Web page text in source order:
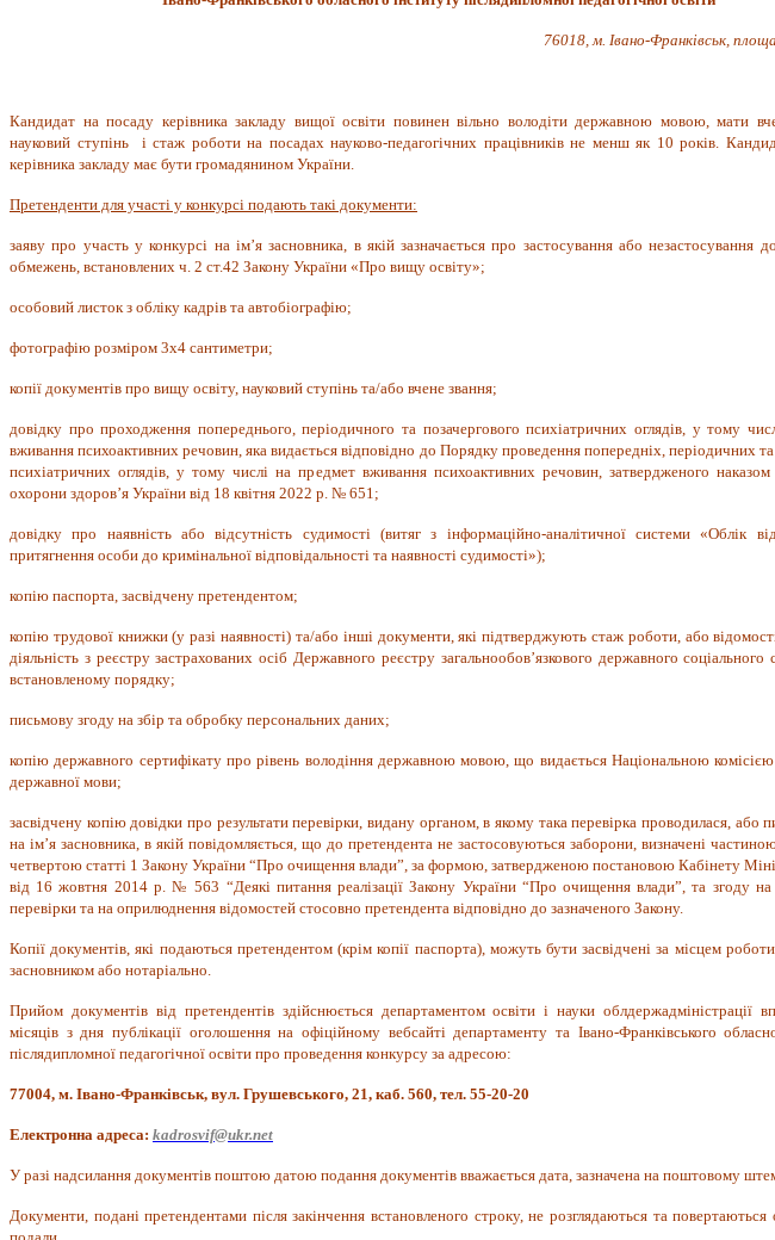
76018, м. Івано-Франківськ,
Кандидат на посаду керівника закладу вищої освіти повинен вільно володіти державною мовою, мати
науковий ступінь і стаж роботи на посадах науково-педагогічних працівників не менш як 10 років.
керівника закладу має бути громадянином України.
Претенденти для участі у конкурсі подають такі документи:
заяву про участь у конкурсі на ім’я засновника, в якій зазначається про застосування або незастосування
обмежень, встановлених ч. 2 ст.42 Закону України «Про вищу освіту»;
особовий листок з обліку кадрів та автобіографію;
фотографію розміром 3x4 сантиметри;
копії документів про вищу освіту, науковий ступінь та/або вчене звання;
довідку про проходження попереднього, періодичного та позачергового психіатричних оглядів, у тому
вживання психоактивних речовин, яка видається відповідно до Порядку проведення попередніх, періодичних
психіатричних оглядів, у тому числі на предмет вживання психоактивних речовин, затвердженого наказом
охорони здоров’я України від 18 квітня 2022 р. № 651;
довідку про наявність або відсутність судимості (витяг з інформаційно-аналітичної системи «Облік
притягнення особи до кримінальної відповідальності та наявності судимості»);
копію паспорта, засвідчену претендентом;
копію трудової книжки (у разі наявності) та/або інші документи, які підтверджують стаж роботи, або
діяльність з реєстру застрахованих осіб Державного реєстру загальнообов’язкового державного соціального
встановленому порядку;
письмову згоду на збір та обробку персональних даних;
копію державного сертифікату про рівень володіння державною мовою, що видається Національною комісією
державної мови;
засвідчену копію довідки про результати перевірки, видану органом, в якому така перевірка проводилася, або
на ім’я засновника, в якій повідомляється, що до претендента не застосовуються заборони, визначені
четвертою статті 1 Закону України “Про очищення влади”, за формою, затвердженою постановою Кабінету
від 16 жовтня 2014 р. № 563 “Деякі питання реалізації Закону України “Про очищення влади”, та згоду
перевірки та на оприлюднення відомостей стосовно претендента відповідно до зазначеного Закону.
Копії документів, які подаються претендентом (крім копії паспорта), можуть бути засвідчені за місцем
засновником або нотаріально.
Прийом документів від претендентів здійснюється департаментом освіти і науки облдержадміністрації
місяців з дня публікації оголошення на офіційному вебсайті департаменту та Івано-Франківського
післядипломної педагогічної освіти про проведення конкурсу за адресою:
77004, м. Івано-Франківськ, вул. Грушевського, 21, каб. 560, тел. 55-20-20
Електронна адреса: kadrosvif@ukr.net
У разі надсилання документів поштою датою подання документів вважається дата, зазначена на поштовому
Документи, подані претендентами після закінчення встановленого строку, не розглядаються та повертаються